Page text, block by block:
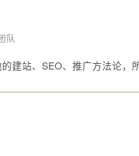
队
建站、SEO、推广方法论，